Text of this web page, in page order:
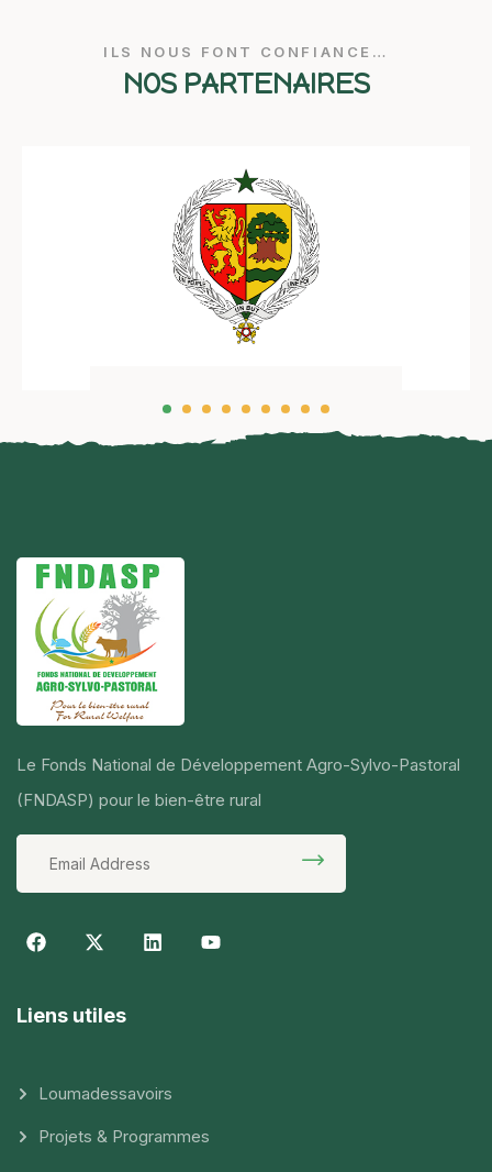
ILS NOUS FONT CONFIANCE…
NOS PARTENAIRES
Le Fonds National de Développement Agro-Sylvo-Pastoral
(FNDASP) pour le bien-être rural
Liens utiles
Loumadessavoirs
Projets & Programmes